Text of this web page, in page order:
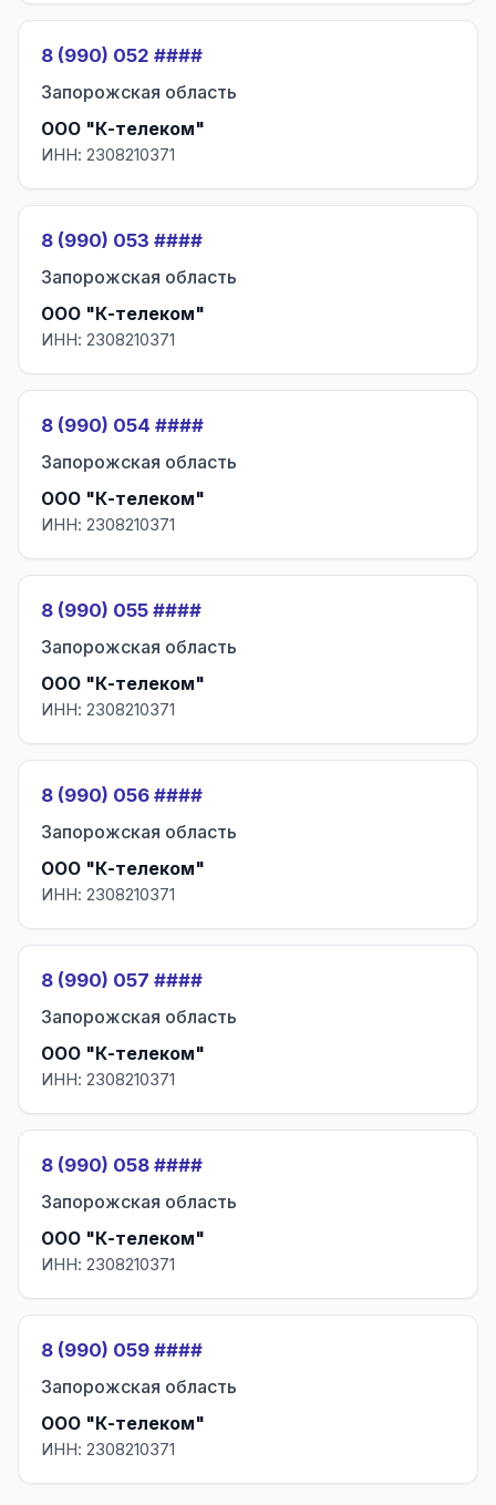
8 (990) 052 ####
Запорожская область
ООО "К-телеком"
ИНН: 2308210371
8 (990) 053 ####
Запорожская область
ООО "К-телеком"
ИНН: 2308210371
8 (990) 054 ####
Запорожская область
ООО "К-телеком"
ИНН: 2308210371
8 (990) 055 ####
Запорожская область
ООО "К-телеком"
ИНН: 2308210371
8 (990) 056 ####
Запорожская область
ООО "К-телеком"
ИНН: 2308210371
8 (990) 057 ####
Запорожская область
ООО "К-телеком"
ИНН: 2308210371
8 (990) 058 ####
Запорожская область
ООО "К-телеком"
ИНН: 2308210371
8 (990) 059 ####
Запорожская область
ООО "К-телеком"
ИНН: 2308210371